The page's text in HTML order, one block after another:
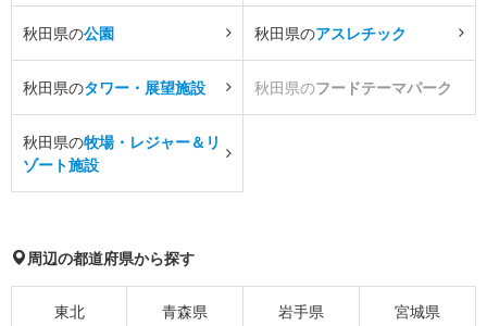
秋田県の公園 秋田県のアスレチック
秋田県のタワー・展望施設 秋田県のフードテーマパーク
秋田県の牧場・レジャー＆リ
ゾート施設
周辺の都道府県から探す
東北 青森県 岩手県 宮城県